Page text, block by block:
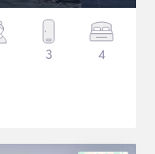
3 4